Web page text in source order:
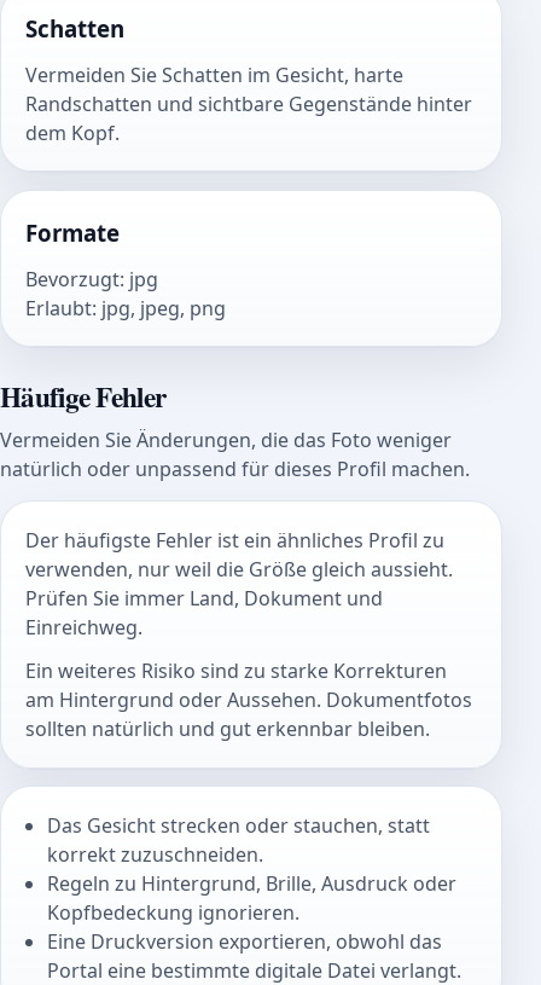
Schatten
Vermeiden Sie Schatten im Gesicht, harte
Randschatten und sichtbare Gegenstände hinter
dem Kopf.
Formate
Bevorzugt: jpg
Erlaubt: jpg, jpeg, png
Häufige Fehler
Vermeiden Sie Änderungen, die das Foto weniger
natürlich oder unpassend für dieses Profil machen.
Der häufigste Fehler ist ein ähnliches Profil zu
verwenden, nur weil die Größe gleich aussieht.
Prüfen Sie immer Land, Dokument und
Einreichweg.
Ein weiteres Risiko sind zu starke Korrekturen
am Hintergrund oder Aussehen. Dokumentfotos
sollten natürlich und gut erkennbar bleiben.
Das Gesicht strecken oder stauchen, statt
korrekt zuzuschneiden.
Regeln zu Hintergrund, Brille, Ausdruck oder
Kopfbedeckung ignorieren.
Eine Druckversion exportieren, obwohl das
Portal eine bestimmte digitale Datei verlangt.